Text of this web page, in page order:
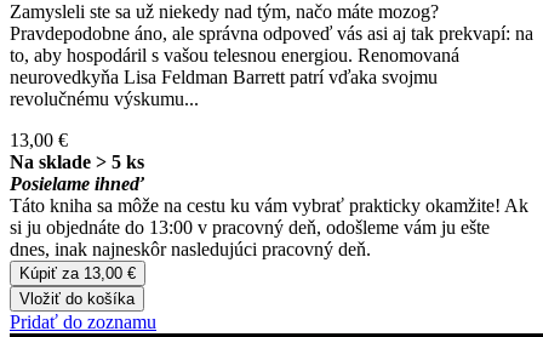
Zamysleli ste sa už niekedy nad tým, načo máte mozog?
Pravdepodobne áno, ale správna odpoveď vás asi aj tak prekvapí: na
to, aby hospodáril s vašou telesnou energiou. Renomovaná
neurovedkyňa Lisa Feldman Barrett patrí vďaka svojmu
revolučnému výskumu...
13,00 €
Na sklade > 5 ks
Posielame ihneď
Táto kniha sa môže na cestu ku vám vybrať prakticky okamžite! Ak
si ju objednáte do 13:00 v pracovný deň, odošleme vám ju ešte
dnes, inak najneskôr nasledujúci pracovný deň.
Kúpiť za 13,00 €
Vložiť do košíka
Pridať do zoznamu